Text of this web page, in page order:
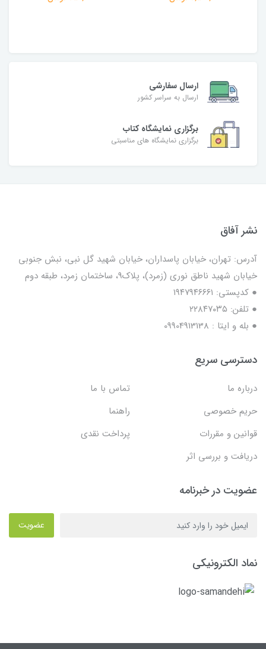
ارسال سفارشی
ارسال به سراسر کشور
برگزاری نمایشگاه کتاب
برگزاری نمایشگاه های مناسبتی
نشر آفاق
آدرس: تهران، خیابان پاسداران، خیابان شهید گل نبی، نبش جنوبی
خیابان شهید ناطق نوری (زمرد)، پلاک9، ساختمان زمرد، طبقه دوم
● کدپستی: ۱۹۴۷۹۴۶۶۶۱
● تلفن: ٢٢٨۴٧۰۳۵
● بله و ایتا : 09904913138
دسترسی سریع
درباره ما
تماس با ما
حریم خصوصی
راهنما
قوانین و مقررات
پرداخت نقدی
دریافت و بررسی اثر
عضویت در خبرنامه
عضویت
نماد الکترونیکی